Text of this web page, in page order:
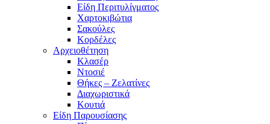
Είδη Περιτυλίγματος
Χαρτοκιβώτια
Σακούλες
Κορδέλες
Αρχειοθέτηση
Κλασέρ
Ντοσιέ
Θήκες – Ζελατίνες
Διαχωριστικά
Κουτιά
Είδη Παρουσίασης